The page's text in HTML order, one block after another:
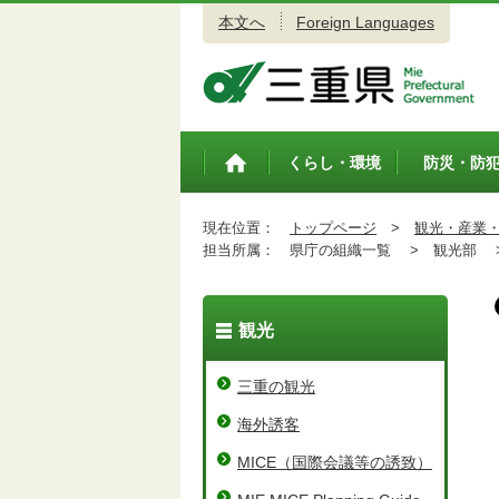
本文へ Foreign Languages
トップペ
くらし・環境 防災・防
現在位置： トップページ > 観光・産業
担当所属：
県庁の組織一覧 > 観光部
観光
三重の観光
海外誘客
MICE（国際会議等の誘致）